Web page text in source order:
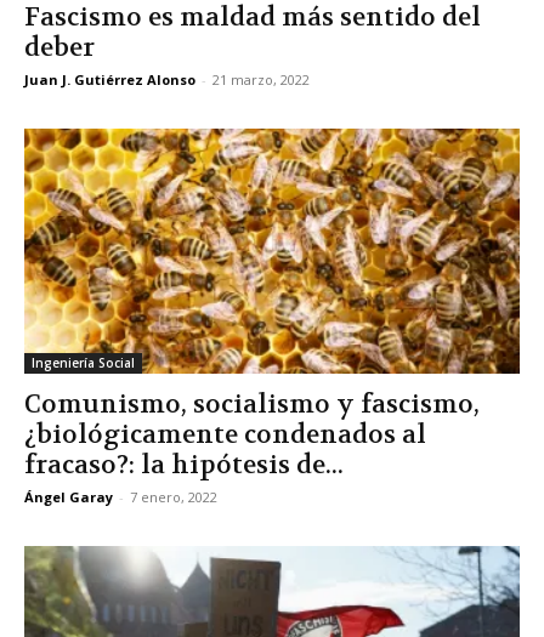
Fascismo es maldad más sentido del
deber
Juan J. Gutiérrez Alonso - 21 marzo, 2022
Ingeniería Social
Comunismo, socialismo y fascismo,
¿biológicamente condenados al
fracaso?: la hipótesis de...
Ángel Garay - 7 enero, 2022